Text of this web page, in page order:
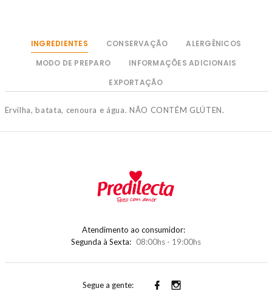
INGREDIENTES CONSERVAÇÃO
ALERGÊNICOS
MODO DE PREPARO
INFORMAÇÕES ADICIONAIS
EXPORTAÇÃO
Ervilha, batata, cenoura e água. NÃO CONTÉM GLÚTEN.
Atendimento ao consumidor:
Segunda à Sexta: 08:00hs - 19:00hs
Segue a gente: